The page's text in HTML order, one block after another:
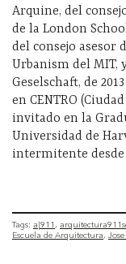
Arquine, del
de la London
del consejo asesor
Urbanism del MIT,
Geselschaft, de
en CENTRO
invitado en la
Universidad de
intermitente desde
Tags: a|911
Escuela de Arquitectura